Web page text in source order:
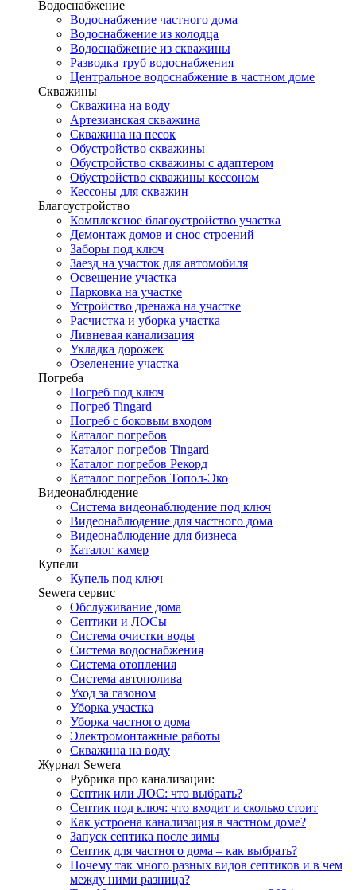
Водоснабжение
Водоснабжение частного дома
Водоснабжение из колодца
Водоснабжение из скважины
Разводка труб водоснабжения
Центральное водоснабжение в частном доме
Скважины
Скважина на воду
Артезианская скважина
Скважина на песок
Обустройство скважины
Обустройство скважины с адаптером
Обустройство скважины кессоном
Кессоны для скважин
Благоустройство
Комплексное благоустройство участка
Демонтаж домов и снос строений
Заборы под ключ
Заезд на участок для автомобиля
Освещение участка
Парковка на участке
Устройство дренажа на участке
Расчистка и уборка участка
Ливневая канализация
Укладка дорожек
Озеленение участка
Погреба
Погреб под ключ
Погреб Tingard
Погреб с боковым входом
Каталог погребов
Каталог погребов Tingard
Каталог погребов Рекорд
Каталог погребов Топол-Эко
Видеонаблюдение
Система видеонаблюдение под ключ
Видеонаблюдение для частного дома
Видеонаблюдение для бизнеса
Каталог камер
Купели
Купель под ключ
Sewera сервис
Обслуживание дома
Септики и ЛОСы
Система очистки воды
Система водоснабжения
Система отопления
Система автополива
Уход за газоном
Уборка участка
Уборка частного дома
Электромонтажные работы
Скважина на воду
Журнал Sewera
Рубрика про канализации:
Септик или ЛОС: что выбрать?
Септик под ключ: что входит и сколько стоит
Как устроена канализация в частном доме?
Запуск септика после зимы
Септик для частного дома – как выбрать?
Почему так много разных видов септиков и в чем
между ними разница?